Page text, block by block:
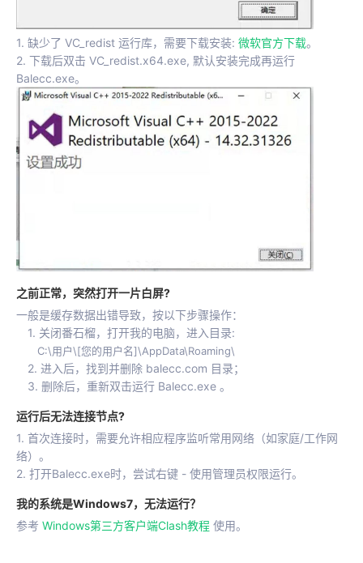
1. 缺少了 VC_redist 运行库，需要下载安装: 微软官方下载。
2. 下载后双击 VC_redist.x64.exe, 默认安装完成再运行
Balecc.exe。
之前正常，突然打开一片白屏?
一般是缓存数据出错导致，按以下步骤操作：
1. 关闭番石榴，打开我的电脑，进入目录:
C:\用户\[您的用户名]\AppData\Roaming\
2. 进入后，找到并删除 balecc.com 目录；
3. 删除后，重新双击运行 Balecc.exe 。
运行后无法连接节点?
1. 首次连接时，需要允许相应程序监听常用网络（如家庭/工作网
络）。
2. 打开Balecc.exe时，尝试右键 - 使用管理员权限运行。
我的系统是Windows7，无法运行？
参考 Windows第三方客户端Clash教程 使用。